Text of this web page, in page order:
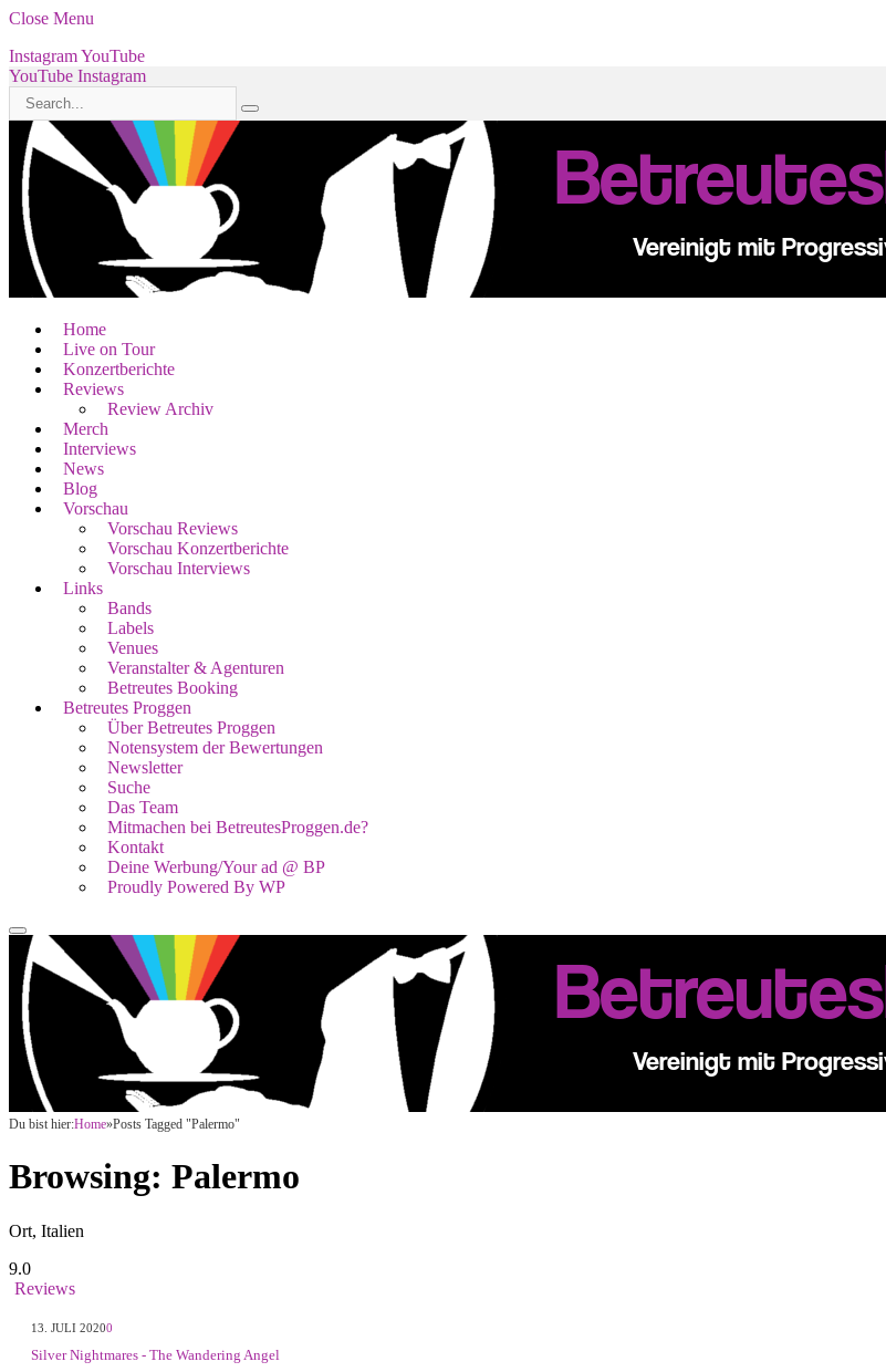
Close Menu
InstagramYouTube
YouTube Instagram
Home
Live on Tour
Konzertberichte
Reviews
Review Archiv
Merch
Interviews
News
Blog
Vorschau
Vorschau Reviews
Vorschau Konzertberichte
Vorschau Interviews
Links
Bands
Labels
Venues
Veranstalter & Agenturen
Betreutes Booking
Betreutes Proggen
Über Betreutes Proggen
Notensystem der Bewertungen
Newsletter
Suche
Das Team
Mitmachen bei BetreutesProggen.de?
Kontakt
Deine Werbung/Your ad @ BP
Proudly Powered By WP
Du bist hier:Home»Posts Tagged "Palermo"
Browsing: Palermo
Ort, Italien
9.0
Reviews
13. JULI 20200
Silver Nightmares - The Wandering Angel